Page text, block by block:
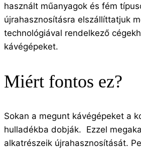
használt műanyagok és fém
újrahasznosításra elszállíttatjuk
technológiával rendelkező
kávégépeket.
Miért fontos ez?
Sokan a megunt kávégépeket a
hulladékba dobják. Ezzel
alkatrészeik újrahasznosítását.